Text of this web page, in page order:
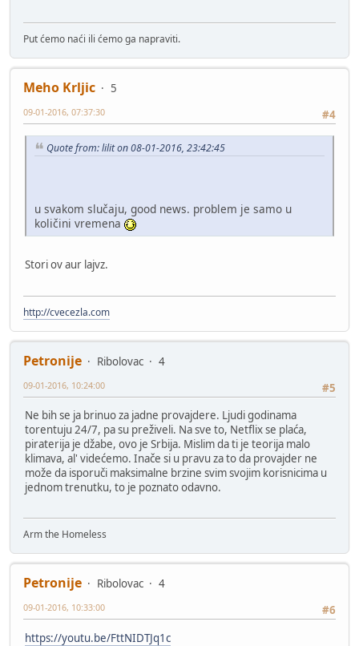
Put ćemo naći ili ćemo ga napraviti.
Meho Krljic
5
#4
09-01-2016, 07:37:30
Quote from: lilit on 08-01-2016, 23:42:45
u svakom slučaju, good news. problem je samo u
količini vremena
Stori ov aur lajvz.
http://cvecezla.com
Petronije Ribolovac
4
#5
09-01-2016, 10:24:00
Ne bih se ja brinuo za jadne provajdere. Ljudi godinama
torentuju 24/7, pa su preživeli. Na sve to, Netflix se plaća,
piraterija je džabe, ovo je Srbija. Mislim da ti je teorija malo
klimava, al' videćemo. Inače si u pravu za to da provajder ne
može da isporuči maksimalne brzine svim svojim korisnicima u
jednom trenutku, to je poznato odavno.
Arm the Homeless
Petronije Ribolovac
4
#6
09-01-2016, 10:33:00
https://youtu.be/FttNIDTJq1c